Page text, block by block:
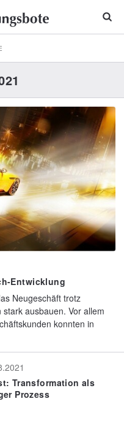
Entwicklung
Neugeschäft trotz
ausbauen. Vor allem
konnten in
Transformation als
Prozess